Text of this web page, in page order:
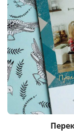
Полиграфия
Услуги и сервис
Магазин